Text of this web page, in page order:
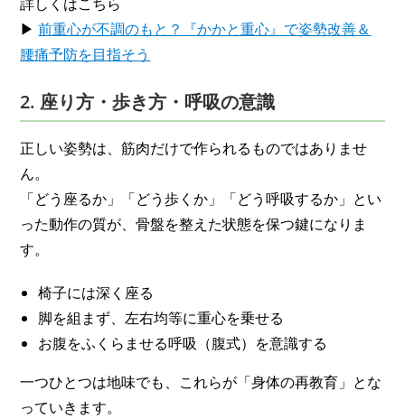
▶前重心が不調のもと？『かかと重心』で姿勢改善＆
腰痛予防を目指そう
2. 座り方・歩き方・呼吸の意識
正しい姿勢は、筋肉だけで作られるものではありませ
ん。
「どう座るか」「どう歩くか」「どう呼吸するか」とい
った動作の質が、骨盤を整えた状態を保つ鍵になりま
す。
椅子には深く座る
脚を組まず、左右均等に重心を乗せる
お腹をふくらませる呼吸（腹式）を意識する
一つひとつは地味でも、これらが「身体の再教育」とな
っていきます。